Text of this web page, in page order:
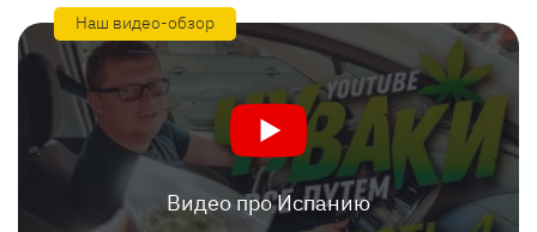
Наш видео-обзор
Видео про Испанию